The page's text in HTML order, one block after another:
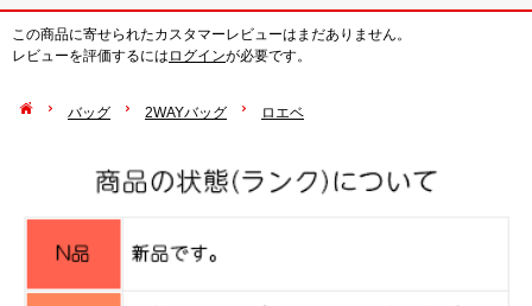
この商品に寄せられたカスタマーレビューはまだありません。
レビューを評価するには ログインが必要です。
バッグ 2WAYバッグ ロエベ